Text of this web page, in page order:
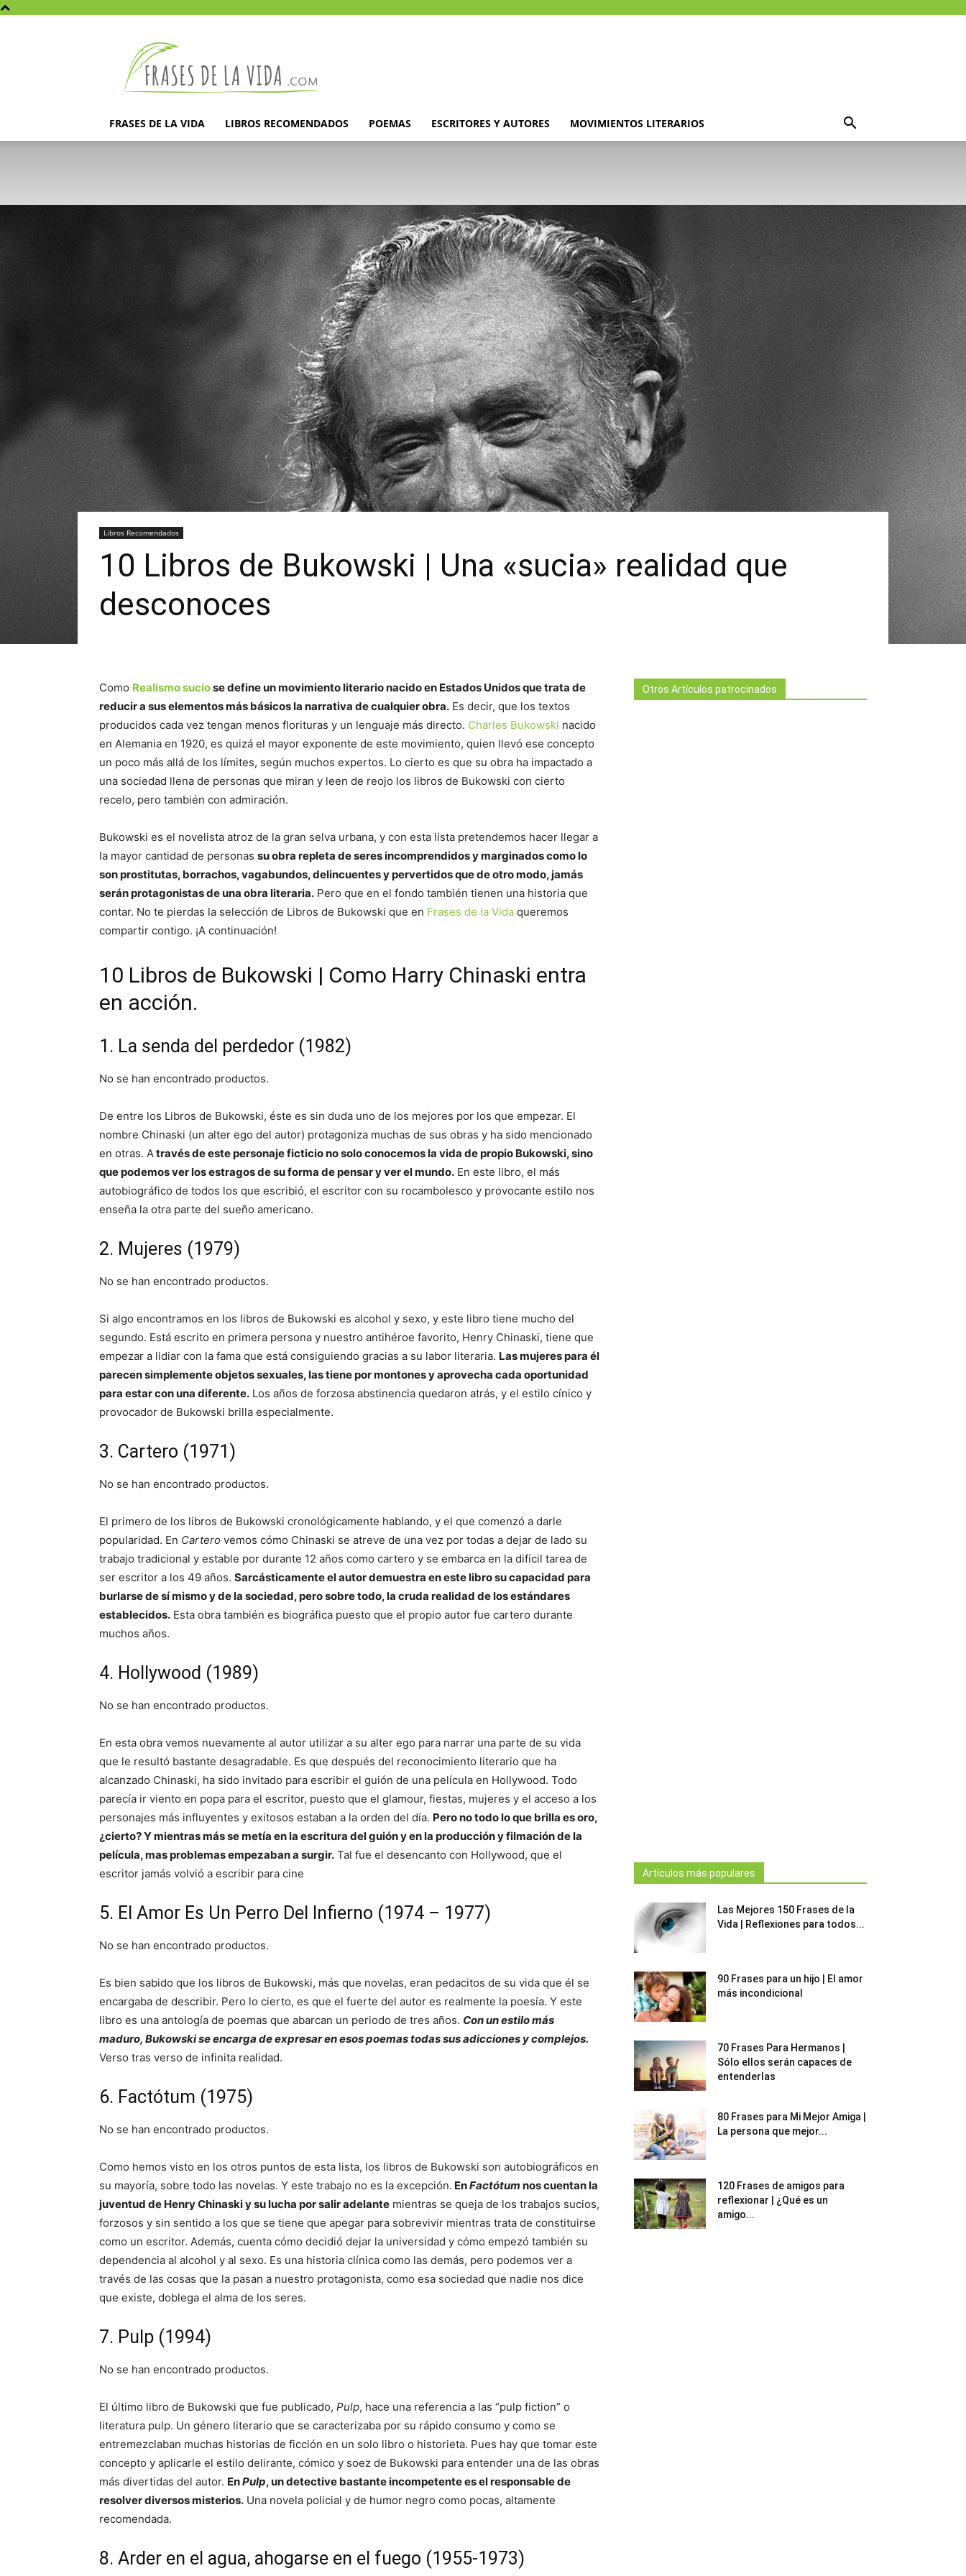
la
vida
FRASES DE LA VIDA LIBROS RECOMENDADOS POEMAS ESCRITORES Y AUTORES MOVIMIENTOS LITERARIOS
Libros Recomendados
10 Libros de Bukowski | Una «sucia» realidad que
desconoces
Como Realismo suciose define un movimiento literario nacido en Estados Unidos que trata de
reducir a sus elementos más básicos la narrativa de cualquier obra. Es decir, que los textos
producidos cada vez tengan menos florituras y un lenguaje más directo. Charles Bukowski nacido
en Alemania en 1920, es quizá el mayor exponente de este movimiento, quien llevó ese concepto
un poco más allá de los límites, según muchos expertos. Lo cierto es que su obra ha impactado a
una sociedad llena de personas que miran y leen de reojo los libros de Bukowski con cierto
recelo, pero también con admiración.
Bukowski es el novelista atroz de la gran selva urbana, y con esta lista pretendemos hacer llegar a
la mayor cantidad de personas su obra repleta de seres incomprendidos y marginados como lo
son prostitutas, borrachos, vagabundos, delincuentes y pervertidos que de otro modo, jamás
serán protagonistas de una obra literaria. Pero que en el fondo también tienen una historia que
contar. No te pierdas la selección de Libros de Bukowski que en Frases de la Vida queremos
compartir contigo. ¡A continuación!
10 Libros de Bukowski | Como Harry Chinaski entra
en acción.
1. La senda del perdedor (1982)
No se han encontrado productos.
De entre los Libros de Bukowski, éste es sin duda uno de los mejores por los que empezar. El
nombre Chinaski (un alter ego del autor) protagoniza muchas de sus obras y ha sido mencionado
en otras. Através de este personaje ficticio no solo conocemos la vida de propio Bukowski, sino
que podemos ver los estragos de su forma de pensar y ver el mundo. En este libro, el más
autobiográfico de todos los que escribió, el escritor con su rocambolesco y provocante estilo nos
enseña la otra parte del sueño americano.
2. Mujeres (1979)
No se han encontrado productos.
Si algo encontramos en los libros de Bukowski es alcohol y sexo, y este libro tiene mucho del
segundo. Está escrito en primera persona y nuestro antihéroe favorito, Henry Chinaski, tiene que
empezar a lidiar con la fama que está consiguiendo gracias a su labor literaria. Las mujeres para él
parecen simplemente objetos sexuales, las tiene por montones y aprovecha cada oportunidad
para estar con una diferente. Los años de forzosa abstinencia quedaron atrás, y el estilo cínico y
provocador de Bukowski brilla especialmente.
3. Cartero (1971)
No se han encontrado productos.
El primero de los libros de Bukowski cronológicamente hablando, y el que comenzó a darle
popularidad. En Cartero vemos cómo Chinaski se atreve de una vez por todas a dejar de lado su
trabajo tradicional y estable por durante 12 años como cartero y se embarca en la difícil tarea de
ser escritor a los 49 años. Sarcásticamente el autor demuestra en este libro su capacidad para
burlarse de sí mismo y de la sociedad, pero sobre todo, la cruda realidad de los estándares
establecidos. Esta obra también es biográfica puesto que el propio autor fue cartero durante
muchos años.
4. Hollywood (1989)
No se han encontrado productos.
En esta obra vemos nuevamente al autor utilizar a su alter ego para narrar una parte de su vida
que le resultó bastante desagradable. Es que después del reconocimiento literario que ha
alcanzado Chinaski, ha sido invitado para escribir el guión de una película en Hollywood. Todo
parecía ir viento en popa para el escritor, puesto que el glamour, fiestas, mujeres y el acceso a los
personajes más influyentes y exitosos estaban a la orden del día. Pero no todo lo que brilla es oro,
¿cierto? Y mientras más se metía en la escritura del guión y en la producción y filmación de la
película, mas problemas empezaban a surgir. Tal fue el desencanto con Hollywood, que el
escritor jamás volvió a escribir para cine
5. El Amor Es Un Perro Del Infierno (1974 – 1977)
No se han encontrado productos.
Es bien sabido que los libros de Bukowski, más que novelas, eran pedacitos de su vida que él se
encargaba de describir. Pero lo cierto, es que el fuerte del autor es realmente la poesía. Y este
libro es una antología de poemas que abarcan un periodo de tres años. Con un estilo más
maduro, Bukowski se encarga de expresar en esos poemas todas sus adicciones y complejos.
Verso tras verso de infinita realidad.
6. Factótum (1975)
No se han encontrado productos.
Como hemos visto en los otros puntos de esta lista, los libros de Bukowski son autobiográficos en
su mayoría, sobre todo las novelas. Y este trabajo no es la excepción. EnFactótum nos cuentan la
juventud de Henry Chinaski y su lucha por salir adelante mientras se queja de los trabajos sucios,
forzosos y sin sentido a los que se tiene que apegar para sobrevivir mientras trata de constituirse
como un escritor. Además, cuenta cómo decidió dejar la universidad y cómo empezó también su
dependencia al alcohol y al sexo. Es una historia clínica como las demás, pero podemos ver a
través de las cosas que la pasan a nuestro protagonista, como esa sociedad que nadie nos dice
que existe, doblega el alma de los seres.
7. Pulp (1994)
No se han encontrado productos.
El último libro de Bukowski que fue publicado, Pulp, hace una referencia a las “pulp fiction” o
literatura pulp. Un género literario que se caracterizaba por su rápido consumo y como se
entremezclaban muchas historias de ficción en un solo libro o historieta. Pues hay que tomar este
concepto y aplicarle el estilo delirante, cómico y soez de Bukowski para entender una de las obras
más divertidas del autor. EnPulp, un detective bastante incompetente es el responsable de
resolver diversos misterios. Una novela policial y de humor negro como pocas, altamente
recomendada.
8. Arder en el agua, ahogarse en el fuego (1955-1973)
Otros Artículos patrocinados
Artículos más populares
Las Mejores 150 Frases de la
Vida | Reflexiones para todos...
90 Frases para un hijo | El amor
más incondicional
70 Frases Para Hermanos |
Sólo ellos serán capaces de
entenderlas
80 Frases para Mi Mejor Amiga |
La persona que mejor...
120 Frases de amigos para
reflexionar | ¿Qué es un
amigo...